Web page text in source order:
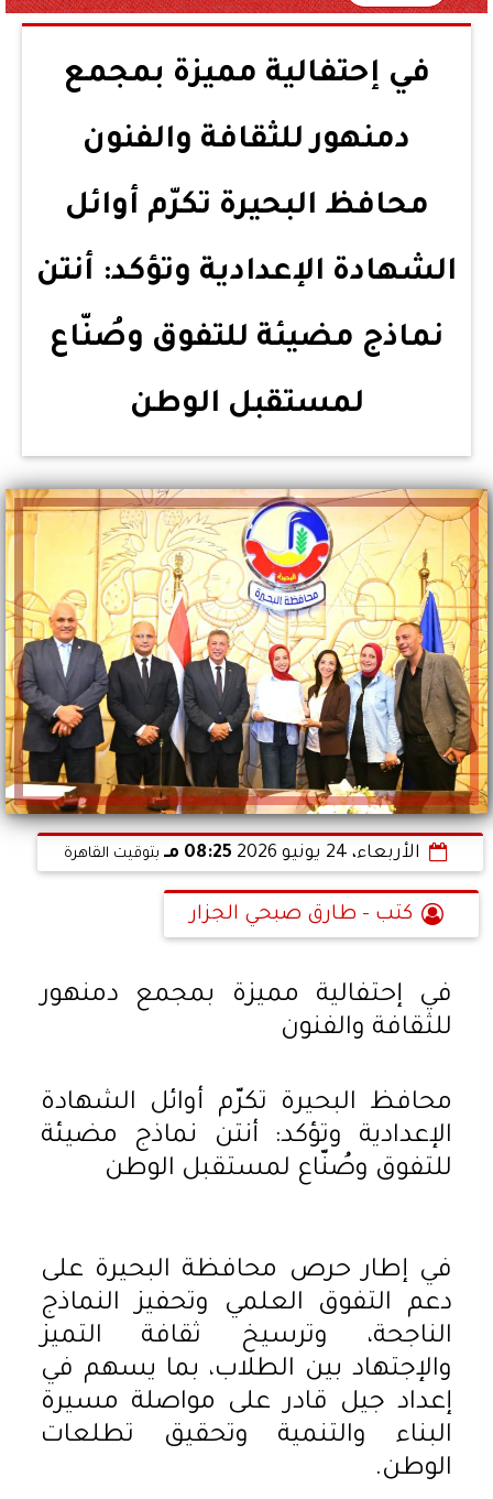
في إحتفالية مميزة بمجمع
دمنهور للثقافة والفنون
محافظ البحيرة تكرّم أوائل
الشهادة الإعدادية وتؤكد: أنتن
نماذج مضيئة للتفوق وصُنّاع
لمستقبل الوطن
الأربعاء، 24 يونيو 2026 08:25 مـ بتوقيت القاهرة
كتب - طارق صبحي الجزار
في إحتفالية مميزة بمجمع دمنهور
للثقافة والفنون
محافظ البحيرة تكرّم أوائل الشهادة
الإعدادية وتؤكد: أنتن نماذج مضيئة
للتفوق وصُنّاع لمستقبل الوطن
في إطار حرص محافظة البحيرة على
دعم التفوق العلمي وتحفيز النماذج
الناجحة، وترسيخ ثقافة التميز
والإجتهاد بين الطلاب، بما يسهم في
إعداد جيل قادر على مواصلة مسيرة
البناء والتنمية وتحقيق تطلعات
الوطن.